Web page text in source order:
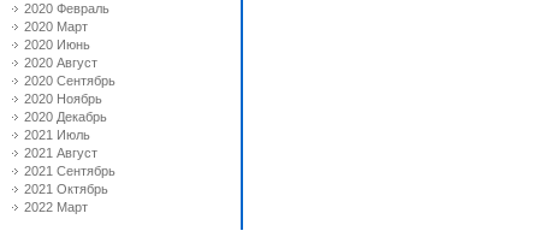
2020 Февраль
2020 Март
2020 Июнь
2020 Август
2020 Сентябрь
2020 Ноябрь
2020 Декабрь
2021 Июль
2021 Август
2021 Сентябрь
2021 Октябрь
2022 Март